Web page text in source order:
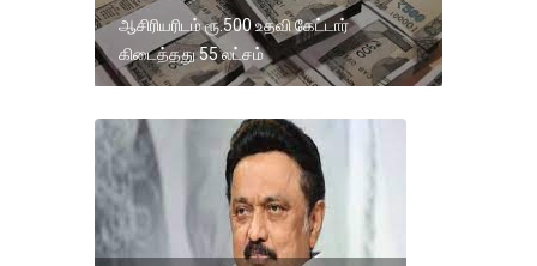
ஆசிரியரிடம் ரூ.500 உதவி கேட்டார்
கிடைத்தது 55 லட்சம்